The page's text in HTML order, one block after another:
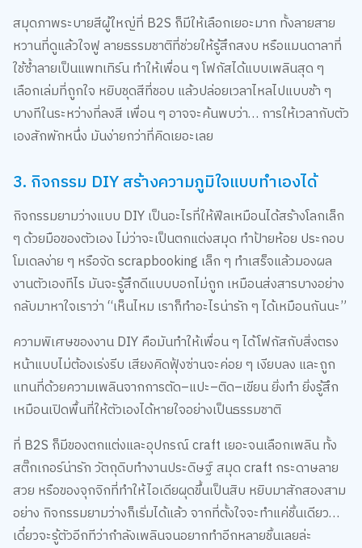
สมุดภาพระบายสีผู้ใหญ่ที่ B2S ก็มีให้เลือกเยอะมาก ทั้งลายสาย
หวานที่ดูแล้วใจฟู ลายธรรมชาติที่ช่วยให้รู้สึกสงบ หรือแมนดาลาที่
ใช้ซ้ำลายเป็นแพทเทิร์น ทำให้เพื่อน ๆ โฟกัสได้แบบเพลินสุด ๆ
เลือกเล่มที่ถูกใจ หยิบชุดสีที่ชอบ แล้วปล่อยเวลาไหลไปแบบช้า ๆ
บางทีในระหว่างที่ลงสี เพื่อน ๆ อาจจะค้นพบว่า… การให้เวลากับตัว
เองสักพักหนึ่ง มันง่ายกว่าที่คิดเยอะเลย
3. กิจกรรม DIY สร้างความภูมิใจแบบทำเองได้
กิจกรรมยามว่างแบบ DIY เป็นอะไรที่ให้ฟีลเหมือนได้สร้างโลกเล็ก
ๆ ด้วยมือของตัวเอง ไม่ว่าจะเป็นตกแต่งสมุด ทำป้ายห้อย ประกอบ
โมเดลง่าย ๆ หรือจัด scrapbooking เล็ก ๆ ทำเสร็จแล้วมองผล
งานตัวเองทีไร มันจะรู้สึกดีแบบบอกไม่ถูก เหมือนส่งสารบางอย่าง
กลับมาหาใจเราว่า “เห็นไหม เราก็ทำอะไรน่ารัก ๆ ได้เหมือนกันนะ”
ความพิเศษของงาน DIY คือมันทำให้เพื่อน ๆ ได้โฟกัสกับสิ่งตรง
หน้าแบบไม่ต้องเร่งรีบ เสียงคิดฟุ้งซ่านจะค่อย ๆ เงียบลง และถูก
แทนที่ด้วยความเพลินจากการตัด–แปะ–ติด–เขียน ยิ่งทำ ยิ่งรู้สึก
เหมือนเปิดพื้นที่ให้ตัวเองได้หายใจอย่างเป็นธรรมชาติ
ที่ B2S ก็มีของตกแต่งและอุปกรณ์ craft เยอะจนเลือกเพลิน ทั้ง
สติ๊กเกอร์น่ารัก วัตถุดิบทำงานประดิษฐ์ สมุด craft กระดาษลาย
สวย หรือของจุกจิกที่ทำให้ไอเดียผุดขึ้นเป็นสิบ หยิบมาสักสองสาม
อย่าง กิจกรรมยามว่างก็เริ่มได้แล้ว จากที่ตั้งใจจะทำแค่ชิ้นเดียว…
เดี๋ยวจะรู้ตัวอีกทีว่ากำลังเพลินจนอยากทำอีกหลายชิ้นเลยล่ะ